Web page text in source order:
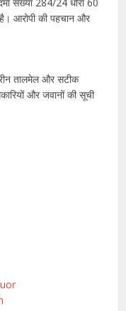
आरोपी की पहचान और
तालमेल और सटीक
और जवानों की सूची